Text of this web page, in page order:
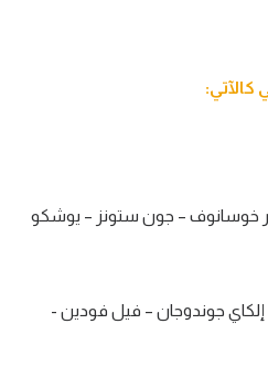
خوسانوف – جون ستونز – يوشكو
جوندوجان – فيل فودين -